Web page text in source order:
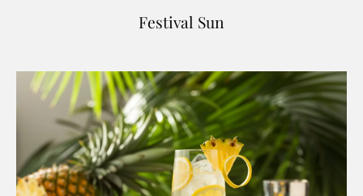
Festival Sun